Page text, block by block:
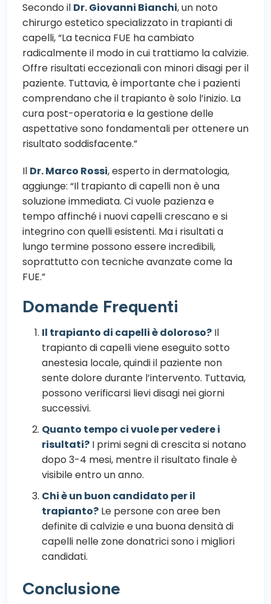
Secondo il Dr. Giovanni Bianchi, un noto
chirurgo estetico specializzato in trapianti di
capelli, “La tecnica FUE ha cambiato
radicalmente il modo in cui trattiamo la calvizie.
Offre risultati eccezionali con minori disagi per il
paziente. Tuttavia, è importante che i pazienti
comprendano che il trapianto è solo l’inizio. La
cura post-operatoria e la gestione delle
aspettative sono fondamentali per ottenere un
risultato soddisfacente.”
Il Dr. Marco Rossi, esperto in dermatologia,
aggiunge: “Il trapianto di capelli non è una
soluzione immediata. Ci vuole pazienza e
tempo affinché i nuovi capelli crescano e si
integrino con quelli esistenti. Ma i risultati a
lungo termine possono essere incredibili,
soprattutto con tecniche avanzate come la
FUE.”
Domande Frequenti
Il trapianto di capelli è doloroso? Il
trapianto di capelli viene eseguito sotto
anestesia locale, quindi il paziente non
sente dolore durante l’intervento. Tuttavia,
possono verificarsi lievi disagi nei giorni
successivi.
Quanto tempo ci vuole per vedere i
risultati? I primi segni di crescita si notano
dopo 3-4 mesi, mentre il risultato finale è
visibile entro un anno.
Chi è un buon candidato per il
trapianto? Le persone con aree ben
definite di calvizie e una buona densità di
capelli nelle zone donatrici sono i migliori
candidati.
Conclusione